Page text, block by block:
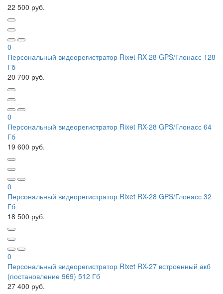
22 500 руб.
0
Персональный видеорегистратор Rixet RX-28 GPS/Глонасс 128
Гб
20 700 руб.
0
Персональный видеорегистратор Rixet RX-28 GPS/Глонасс 64
Гб
19 600 руб.
0
Персональный видеорегистратор Rixet RX-28 GPS/Глонасс 32
Гб
18 500 руб.
0
Персональный видеорегистратор Rixet RX-27 встроенный акб
(постановление 969) 512 Гб
27 400 руб.